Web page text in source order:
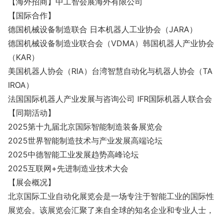
【国际合作】
德国机械设备制造联合 日本机器人工业协会（JARA）
德国机械设备制造业联合会（VDMA）韩国机器人产业协会
（KAR）
美国机器人协会（RIA）台湾智慧自动化与机器人协会（TA
IROA）
法国国际机器人产业发展与咨询公司 IFR国际机器人联合会
【同期活动】
2025第十九届北京国际智能制造装备展览会
2025世界智能制造技术与产业发展高端论坛
2025中德智能工业发展趋势高峰论坛
2025互联网+先进制造业技术大会
【展会概况】
北京国际工业自动化展览会是一场专注于智能工业的国际性
展览会。该展览会汇聚了来自全球的知名企业和专业人士，